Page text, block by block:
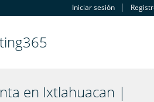
Iniciar sesión
en Ixtlahuacan |